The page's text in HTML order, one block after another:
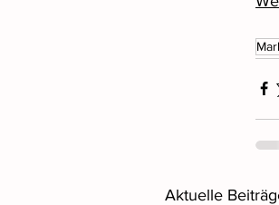
Aktuelle